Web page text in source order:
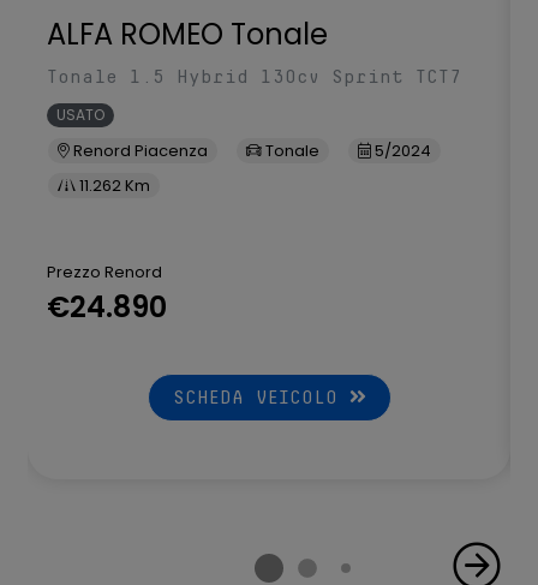
Volante con comandi multifunzione
Volante e pomello cambio in pelle soft touch
Volante regolabile in altezza e profondità
ALFA ROMEO Tonale
Tonale 1.5 Hybrid 130cv Sprint TCT7
USATO
Renord Piacenza Tonale
5/2024
11.262 Km
Prezzo Renord
€24.890
SCHEDA VEICOLO